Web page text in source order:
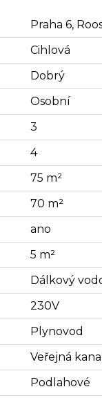
Praha 6,
Cihlová
Dobrý
Osobní
3
4
75 m²
70 m²
ano
5 m²
Dálkový
230V
Plynovod
Veřejná
Podlahové